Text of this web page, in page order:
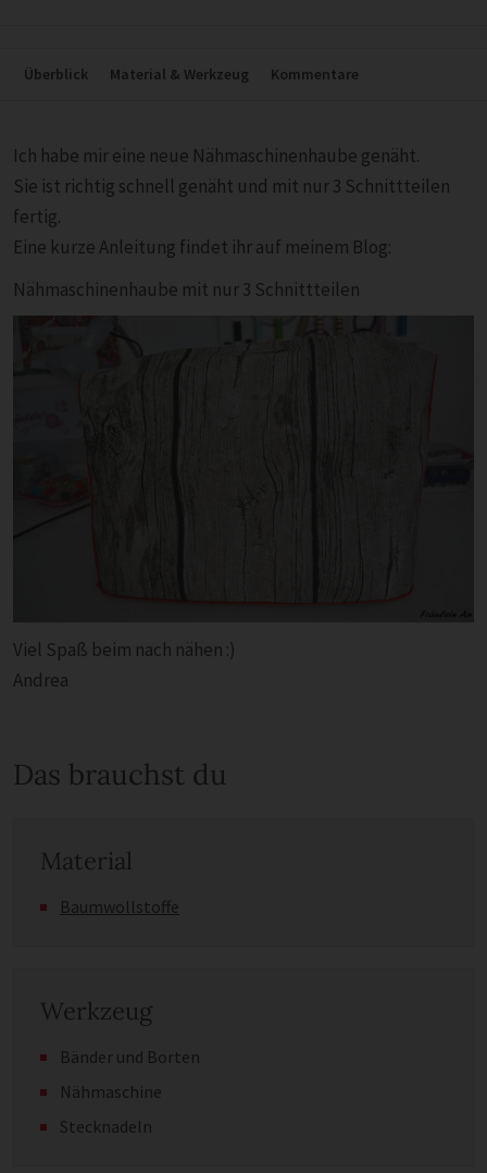
Überblick Material & Werkzeug Kommentare
Ich habe mir eine neue Nähmaschinenhaube genäht.
Sie ist richtig schnell genäht und mit nur 3 Schnittteilen
fertig.
Eine kurze Anleitung findet ihr auf meinem Blog:
Nähmaschinenhaube mit nur 3 Schnittteilen
Viel Spaß beim nach nähen :)
Andrea
Das brauchst du
Material
Baumwollstoffe
Werkzeug
Bänder und Borten
Nähmaschine
Stecknadeln